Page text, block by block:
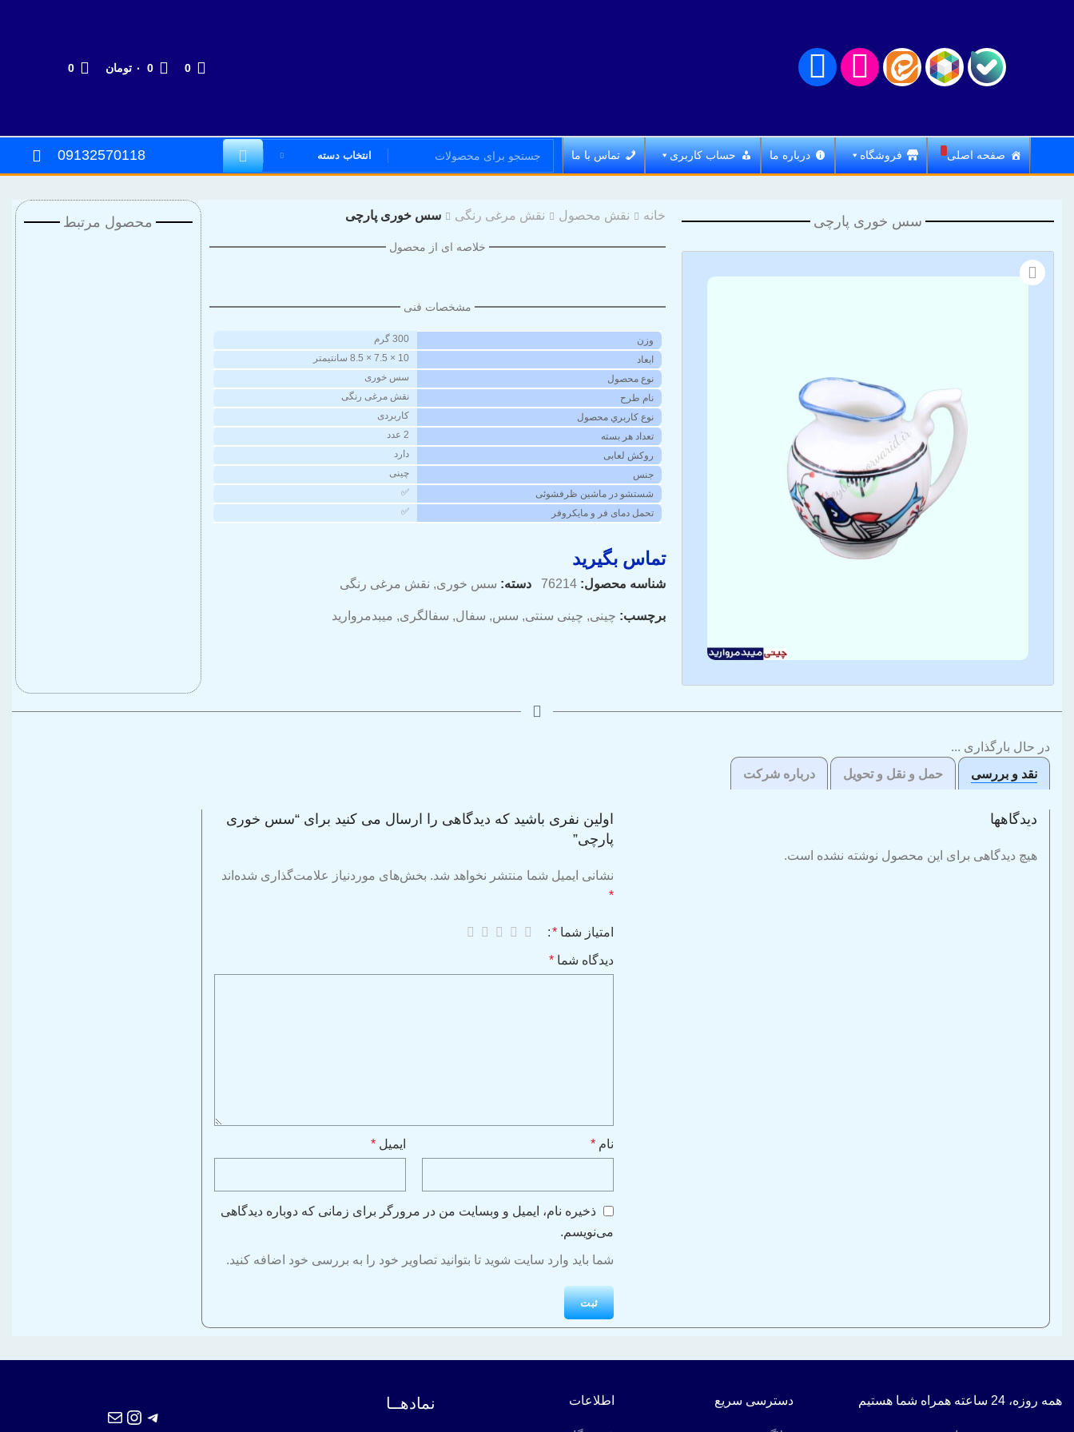
0
0 ۰ تومان 0
صفحه اصلی فروشگاه درباره ما حساب کاربری تماس با ما انتخاب دسته 09132570118
سس خوری پارچی خانه نقش محصول نقش مرغی رنگی سس خوری پارچی
خلاصه ای از محصول
مشخصات فنی
وزن
300 گرم
ابعاد
10 × 7.5 × 8.5 سانتیمتر
نوع محصول
سس خوری
نام طرح
نقش مرغی رنگی
نوع کاربري محصول
کاربردی
تعداد هر بسته
2 عدد
روکش لعابی
دارد
جنس
چینی
شستشو در ماشین ظرفشوئی
✅
تحمل دمای فر و مایکروفر
✅
تماس بگیرید
شناسه محصول:76214 دسته: سس خوری, نقش مرغی رنگی
برچسب: چینی, چینی سنتی, سس, سفال, سفالگری, میبدمروارید
محصول مرتبط
در حال بارگذاری ...
نقد و بررسی
حمل و نقل و تحویل درباره شرکت
دیدگاهها
هیچ دیدگاهی برای این محصول نوشته نشده است.
اولین نفری باشید که دیدگاهی را ارسال می کنید برای “سس خوری
پارچی”
نشانی ایمیل شما منتشر نخواهد شد. بخش‌های موردنیاز علامت‌گذاری شده‌اند
*
امتیاز شما *
دیدگاه شما *
نام * ایمیل *
ذخیره نام، ایمیل و وبسایت من در مرورگر برای زمانی که دوباره دیدگاهی
می‌نویسم.
شما باید وارد سایت شوید تا بتوانید تصاویر خود را به بررسی خود اضافه کنید.
همه روزه، 24 ساعته همراه شما هستیم دسترسی سریع اطلاعات نمادهــا